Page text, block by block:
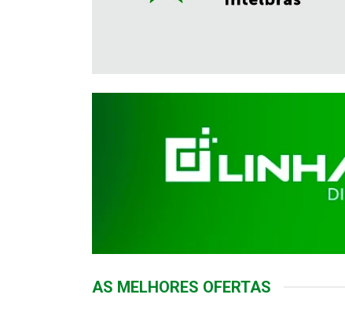
AS MELHORES OFERTAS